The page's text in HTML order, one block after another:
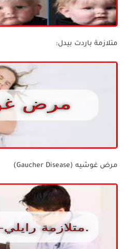
متلازمة باردت بيدل:
مرض غوشيه (Gaucher Disease)